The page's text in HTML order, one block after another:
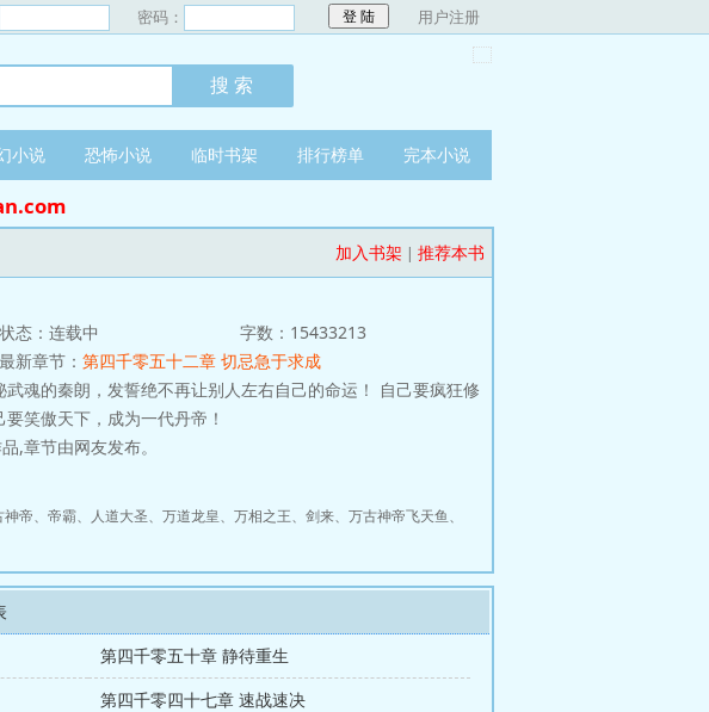
密码： 用户注册
小说 恐怖小说 临时书架 排行榜单 完本小说
加入书架 | 推荐本书
状态：连载中
字数：15433213
最新章节： 第四千零五十二章 切忌急于求成
魂的秦朗，发誓绝不再让别人左右自己的命运！ 自己要疯狂修
笑傲天下，成为一代丹帝！
,章节由网友发布。
神帝、 帝霸、 人道大圣、 万道龙皇、 万相之王、 剑来、 万古神帝飞天鱼、
第四千零五十章 静待重生
第四千零四十七章 速战速决